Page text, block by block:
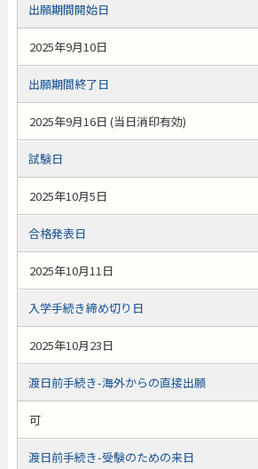
出願期間開始日
2025年9月10日
出願期間終了日
2025年9月16日 (当日消印有効)
試験日
2025年10月5日
合格発表日
2025年10月11日
入学手続き締め切り日
2025年10月23日
渡日前手続き-海外からの直接出願
可
渡日前手続き-受験のための来日